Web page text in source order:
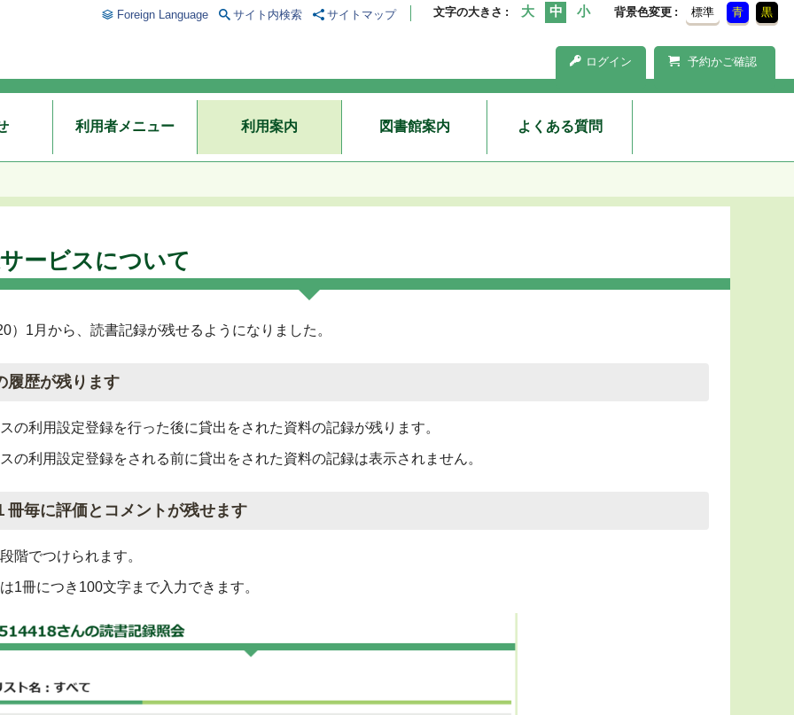
文字の大きさ 背景色変更 標準 青 黒
ログイン 予約かご確認
Foreign Language サイト内検索 サイトマップ
利用者メニュー 利用案内 図書館案内 よくある質問
ービスについて
）1月から、読書記録が残せるようになりました。
履歴が残ります
の利用設定登録を行った後に貸出をされた資料の記録が残ります。
の利用設定登録をされる前に貸出をされた資料の記録は表示されません。
冊毎に評価とコメントが残せます
階でつけられます。
1冊につき100文字まで入力できます。